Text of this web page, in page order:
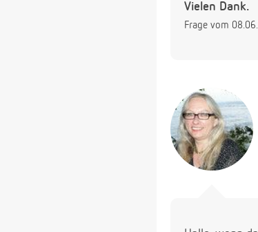
Vielen Dank.
Frage vom